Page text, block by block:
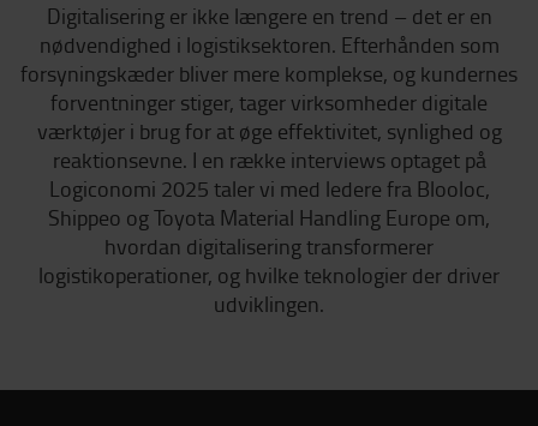
Digitalisering er ikke længere en trend – det er en
nødvendighed i logistiksektoren. Efterhånden som
forsyningskæder bliver mere komplekse, og kundernes
forventninger stiger, tager virksomheder digitale
værktøjer i brug for at øge effektivitet, synlighed og
reaktionsevne. I en række interviews optaget på
Logiconomi 2025 taler vi med ledere fra Blooloc,
Shippeo og Toyota Material Handling Europe om,
hvordan digitalisering transformerer
logistikoperationer, og hvilke teknologier der driver
udviklingen.